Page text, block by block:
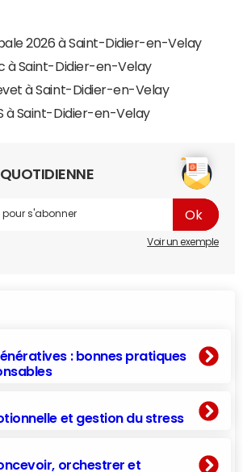
2026 à Saint-Didier-en-Velay
à Saint-Didier-en-Velay
à Saint-Didier-en-Velay
à Saint-Didier-en-Velay
Voir un exemple
: bonnes pratiques
et gestion du stress
orchestrer et